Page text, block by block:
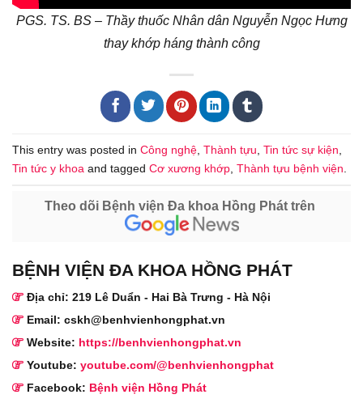
PGS. TS. BS – Thầy thuốc Nhân dân Nguyễn Ngọc Hưng
thay khớp háng thành công
This entry was posted in Công nghệ Thành tựu Tin tức sự kiện
Tin tức y khoa and tagged Cơ xương khớp Thành tựu bệnh viện
Theo dõi Bệnh viện Đa khoa Hồng Phát trên
BỆNH VIỆN ĐA KHOA HỒNG PHÁT
Địa chỉ: 219 Lê Duẩn - Hai Bà Trưng - Hà Nội
Email: cskh@benhvienhongphat.vn
Website: https://benhvienhongphat.vn
Youtube: youtube.com/@benhvienhongphat
Facebook: Bệnh viện Hồng Phát